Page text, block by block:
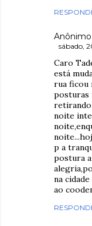
Anônimo
sábado,
Caro
está
rua ficou
posturas
retirando
noite
p a
postura
na
ao